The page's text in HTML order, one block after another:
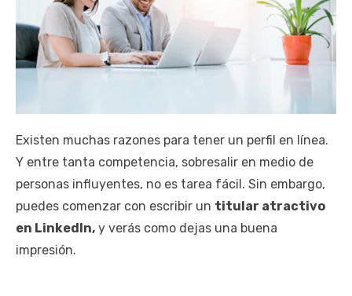
Existen muchas razones para tener un perfil en línea.
Y entre tanta competencia, sobresalir en medio de
personas influyentes, no es tarea fácil. Sin embargo,
puedes comenzar con escribir un titular atractivo
en LinkedIn, y verás como dejas una buena
impresión.